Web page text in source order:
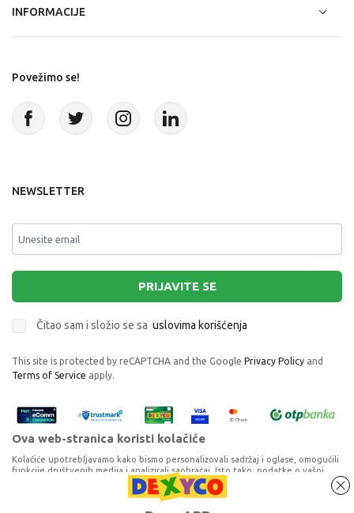
INFORMACIJE
Povežimo se!
NEWSLETTER
PRIJAVITE SE
Čitao sam i složio se sa uslovima korišćenja
This site is protected by reCAPTCHA and the Google Privacy Policy and
Terms of Service apply.
Ova web-stranica koristi kolačiće
Kolačiće upotrebljavamo kako bismo personalizovali sadržaj i oglase, omogućili
funkcije društvenih medija i analizirali saobraćaj. Isto tako, podatke o vašoj
upotrebi naše web-lokacije delimo s partnerima za društvene medije,
oglašavanje i analizu, a oni ih mogu kombinovati s drugim podacima koje ste im
pružili ili koje su prikupili dok ste upotrebljavali njihove usluge. Nastavkom